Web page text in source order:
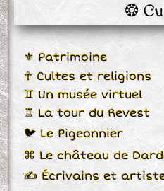
❂
⚜ Patrimoine
☥ Cultes et religions
♊ Un musée virtuel
♖ La tour du Revest
🐦 Le Pigeonnier
⌘ Le château de
✍ Écrivains et